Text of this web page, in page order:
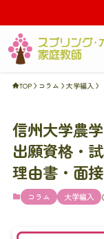
TOP コラム 大学編入
信州大学農
出願資格・
理由書・面
コラム 大学編入